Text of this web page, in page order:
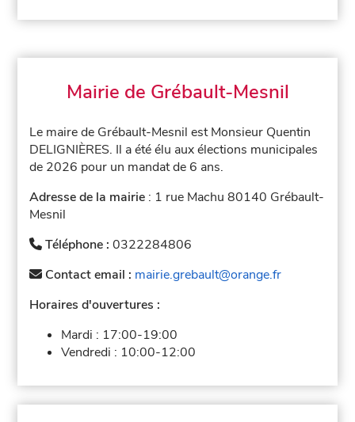
Mairie de Grébault-Mesnil
Le maire de Grébault-Mesnil est Monsieur Quentin
DELIGNIÈRES. Il a été élu aux élections municipales
de 2026 pour un mandat de 6 ans.
Adresse de la mairie : 1 rue Machu 80140 Grébault-
Mesnil
Téléphone :0322284806
Contact email : mairie.grebault@orange.fr
Horaires d'ouvertures :
Mardi : 17:00-19:00
Vendredi : 10:00-12:00